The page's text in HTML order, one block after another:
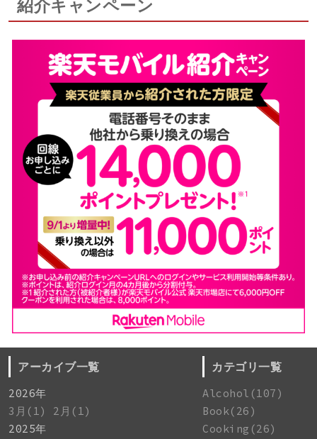
紹介キャンペーン
アーカイブ一覧
2026年
3月(1)
2月(1)
2025年
カテゴリ一覧
Alcohol(107)
Book(26)
Cooking(26)